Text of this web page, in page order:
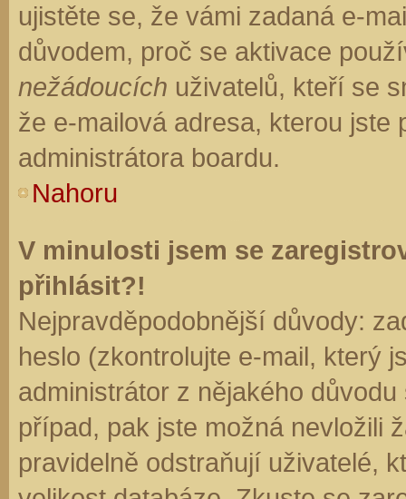
ujistěte se, že vámi zadaná e-
důvodem, proč se aktivace
nežádoucích uživatelů, kteří se
že e-mailová adresa, kterou jste
administrátora boardu.
Nahoru
V minulosti jsem se
přihlásit?!
Nejpravděpodobnější důvody:
heslo (zkontrolujte e-mail, který
administrátor z nějakého
případ, pak jste možná nevložili
pravidelně odstraňují uživatelé,